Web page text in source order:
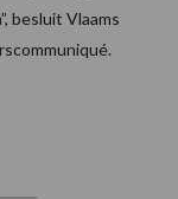
besluit Vlaams